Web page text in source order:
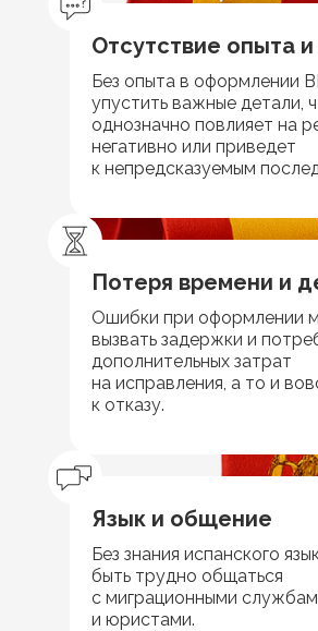
Без опыта в оформлении
упустить важные детали,
однозначно повлияет на
негативно или приведет
к непредсказуемым
Отсутствие опыта и
Ошибки при оформлении
вызвать задержки и
дополнительных затрат
на исправления, а то и
к отказу.
Потеря времени и
Без знания испанского
быть трудно общаться
с миграционными
и юристами.
Язык и общение